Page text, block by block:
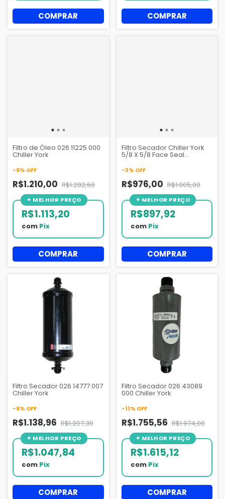
Filtro de Óleo 026 11225 000
Chiller York
-6% OFF
R$1.210,00 R$1.282,60
R$1.113,20
com Pix
Filtro Secador Chiller York
5/8 X 5/8 Face Seal
32841 000
-3% OFF
R$976,00 R$1.005,00
R$897,92
com Pix
Filtro Secador 026 14777 007
Chiller York
-6% OFF
R$1.138,96 R$1.207,30
R$1.047,84
com Pix
Filtro Secador 026 43089
000 Chiller York
-11% OFF
R$1.755,56 R$1.974,00
R$1.615,12
com Pix